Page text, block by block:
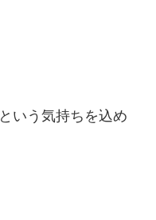
という気持ちを込め